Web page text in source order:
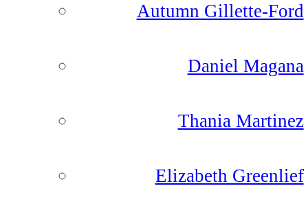
Autumn Gillette-Ford
Daniel Magana
Thania Martinez
Elizabeth Greenlief